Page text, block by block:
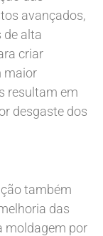
avançados,
de alta
criar
maior
resultam em
desgaste dos
também
das
moldagem por